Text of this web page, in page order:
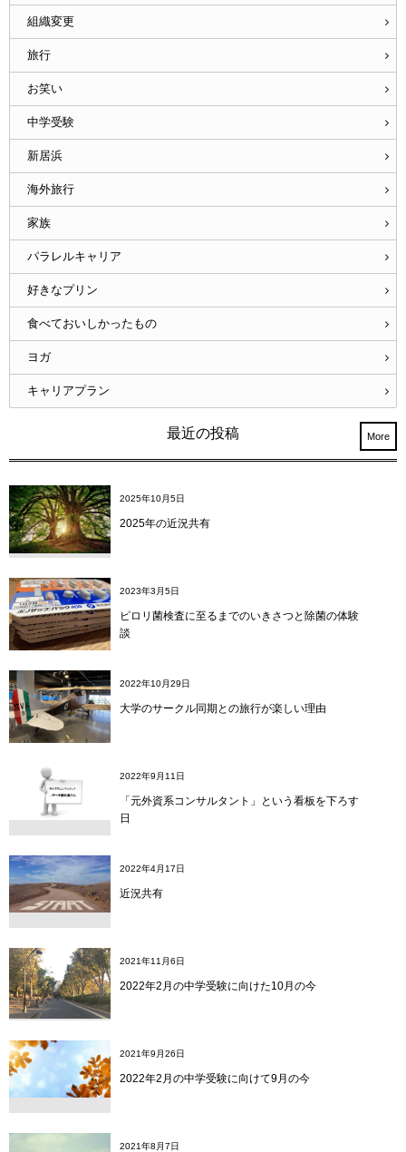
組織変更
旅行
お笑い
中学受験
新居浜
海外旅行
家族
パラレルキャリア
好きなプリン
食べておいしかったもの
ヨガ
キャリアプラン
最近の投稿
2025年10月5日
2025年の近況共有
2023年3月5日
ピロリ菌検査に至るまでのいきさつと除菌の体験
談
2022年10月29日
大学のサークル同期との旅行が楽しい理由
2022年9月11日
「元外資系コンサルタント」という看板を下ろす
日
2022年4月17日
近況共有
2021年11月6日
2022年2月の中学受験に向けた10月の今
2021年9月26日
2022年2月の中学受験に向けて9月の今
2021年8月7日
More